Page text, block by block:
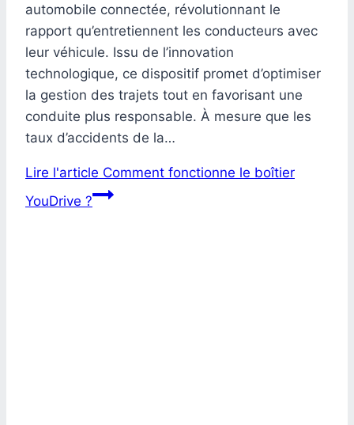
automobile connectée, révolutionnant le
rapport qu’entretiennent les conducteurs avec
leur véhicule. Issu de l’innovation
technologique, ce dispositif promet d’optimiser
la gestion des trajets tout en favorisant une
conduite plus responsable. À mesure que les
taux d’accidents de la…
Lire l'article Comment fonctionne le boîtier
YouDrive ?